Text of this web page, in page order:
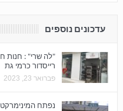
עדכונים נוספים
"לה שרי" : חנות
רייסדור כרמי גת
פברואר 23, 2023
נפתח